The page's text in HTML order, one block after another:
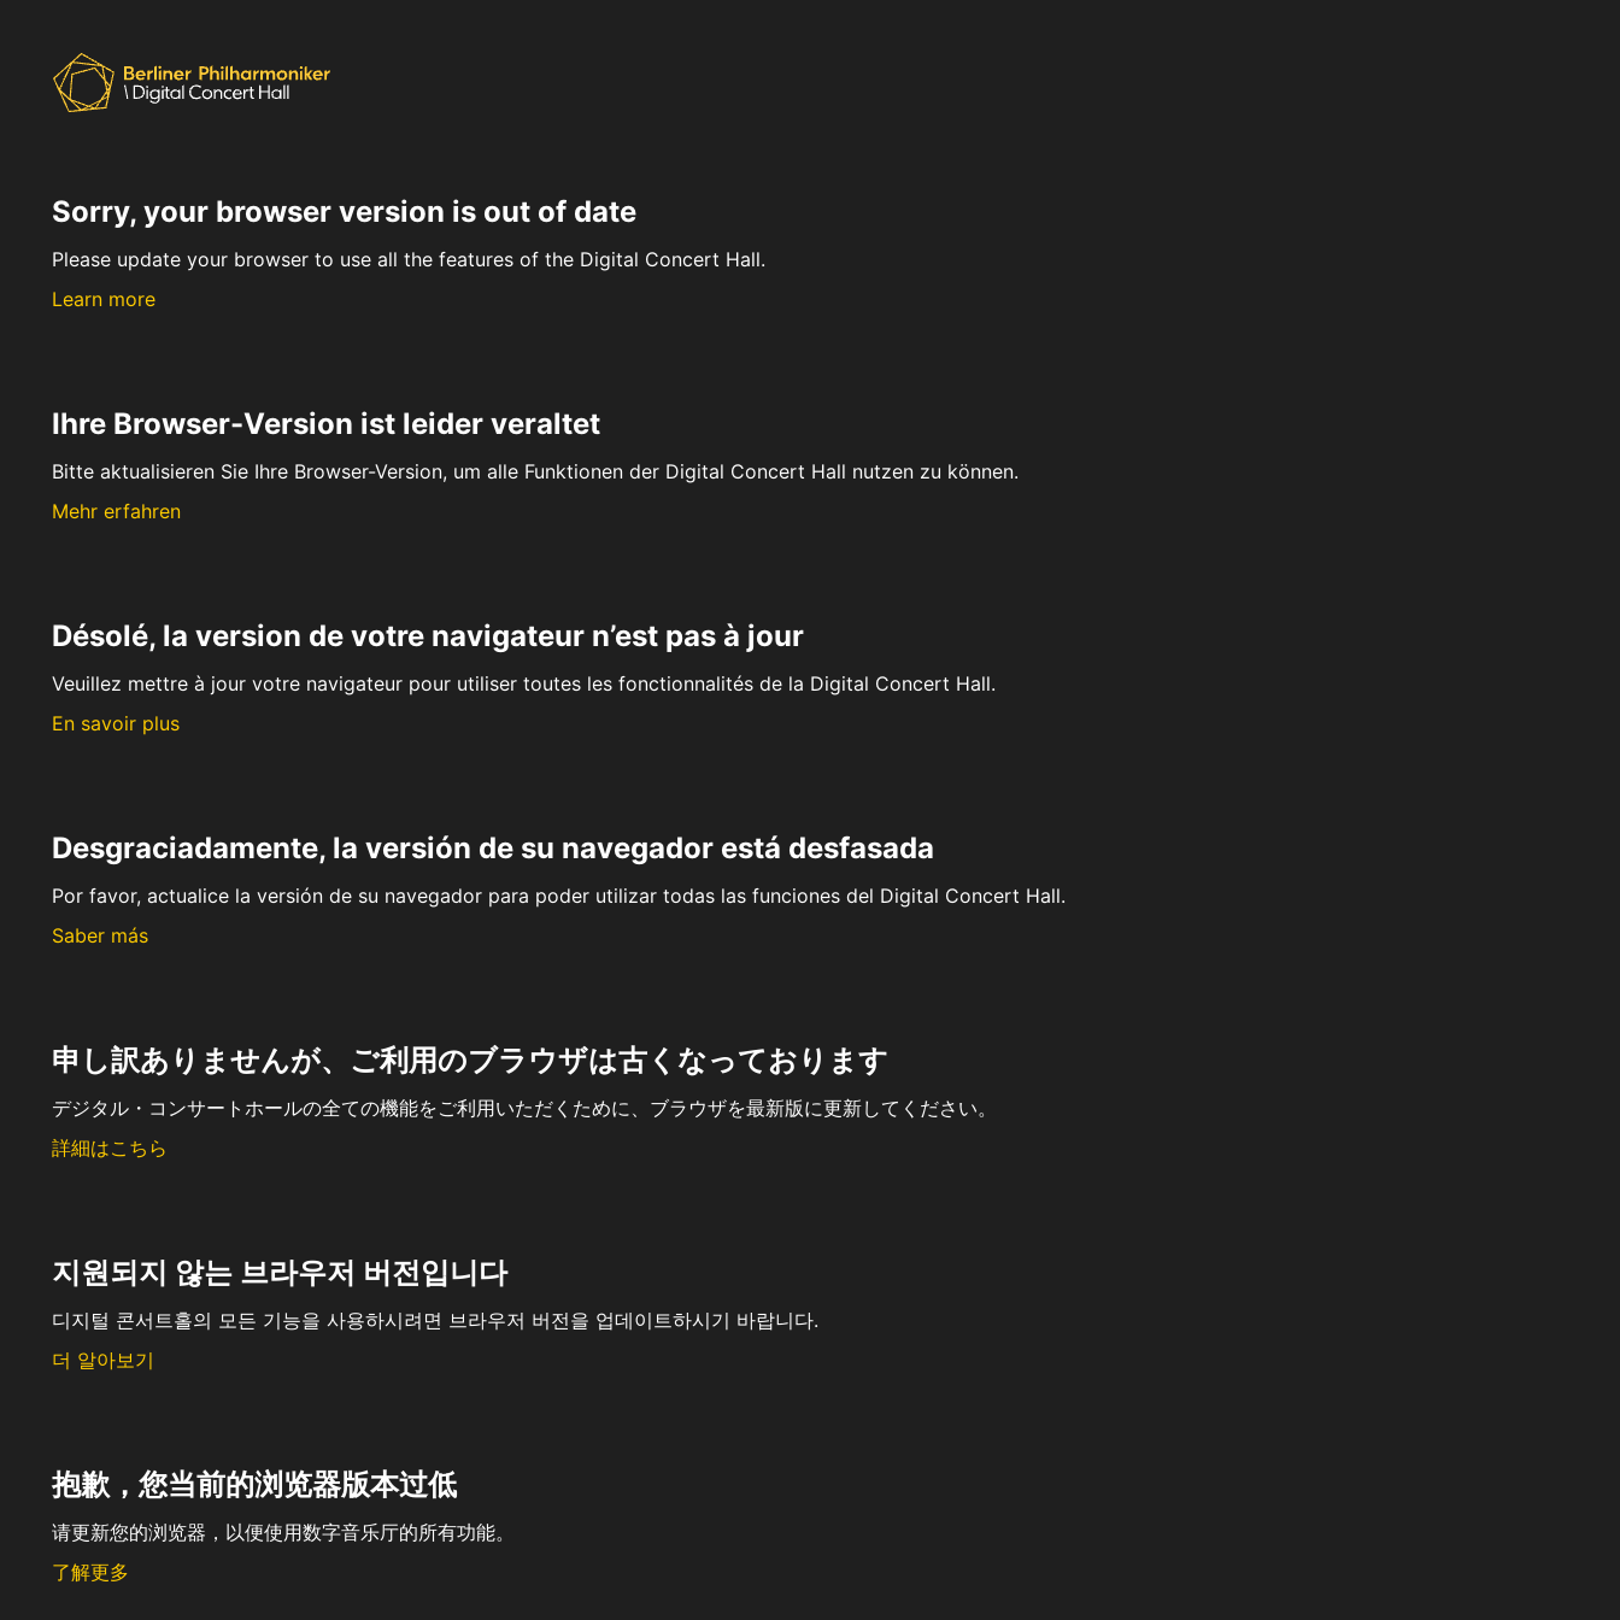
Sorry, your browser version is out of date
Please update your browser to use all the features of the Digital Concert Hall.
Learn more
Ihre Browser-Version ist leider veraltet
Bitte aktualisieren Sie Ihre Browser-Version, um alle Funktionen der Digital Concert Hall nutzen zu können.
Mehr erfahren
Désolé, la version de votre navigateur n’est pas à jour
Veuillez mettre à jour votre navigateur pour utiliser toutes les fonctionnalités de la Digital Concert Hall.
En savoir plus
Desgraciadamente, la versión de su navegador está desfasada
Por favor, actualice la versión de su navegador para poder utilizar todas las funciones del Digital Concert Hall.
Saber más
申し訳ありませんが、ご利用のブラウザは古くなっております
デジタル・コンサートホールの全ての機能をご利用いただくために、ブラウザを最新版に更新してください。
詳細はこちら
지원되지 않는 브라우저 버전입니다
디지털 콘서트홀의 모든 기능을 사용하시려면 브라우저 버전을 업데이트하시기 바랍니다.
더 알아보기
抱歉，您当前的浏览器版本过低
请更新您的浏览器，以便使用数字音乐厅的所有功能。
了解更多